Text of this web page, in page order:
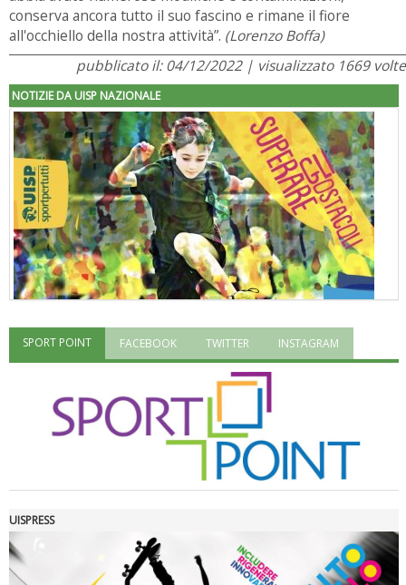
conserva ancora tutto il suo fascino e rimane il fiore
all'occhiello della nostra attività”. (Lorenzo Boffa)
pubblicato il: 04/12/2022 | visualizzato 1669 volte
NOTIZIE DA UISP NAZIONALE
"Superare gli ostacoli": la relazione di Tiziano Pesce al CN Uisp
SPORT POINT FACEBOOK TWITTER INSTAGRAM
UISPRESS